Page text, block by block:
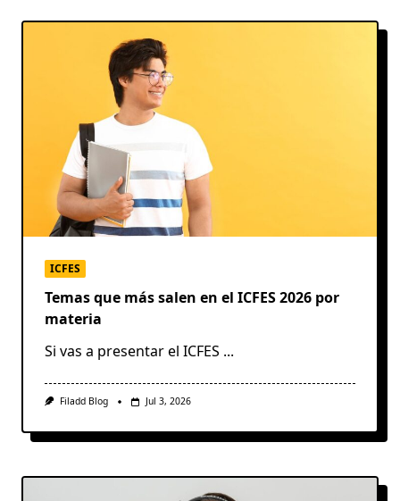
ICFES
Temas que más salen en el ICFES 2026 por
materia
Si vas a presentar el ICFES ...
Filadd Blog Jul 3, 2026